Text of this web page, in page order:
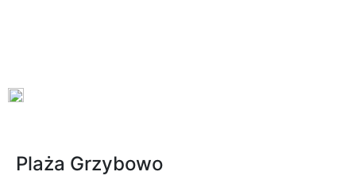
Plaża Grzybowo